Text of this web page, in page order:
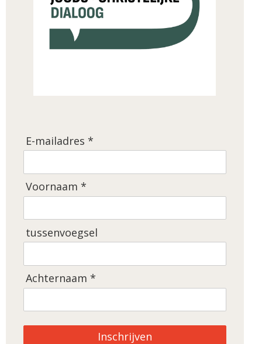
E-mailadres *
Voornaam *
tussenvoegsel
Achternaam *
Inschrijven